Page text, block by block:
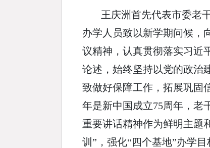
王庆洲首先代表市委老
办学人员致以新学期问候，
议精神，认真贯彻落实习近
论述，始终坚持以党的政治
致做好保障工作，拓展巩固
年是新中国成立75周年，老
重要讲话精神作为鲜明主题
训”，强化“四个基地”办学